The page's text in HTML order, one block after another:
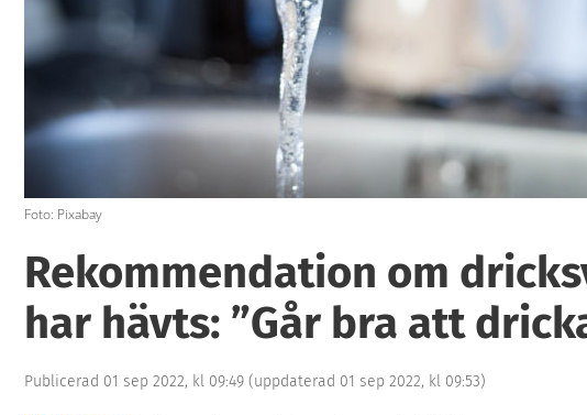
Foto: Pixabay
Rekommendation om
har hävts: ”Går bra att
Publicerad 01 sep 2022, kl 09:49 (uppdaterad 01 sep 2022, kl 09:53)